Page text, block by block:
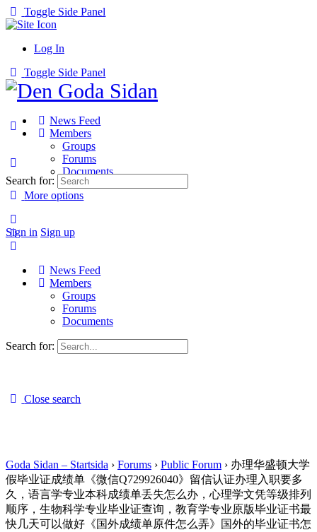
Toggle Side Panel
Log In
Toggle Side Panel
News Feed
Members
Groups
Forums
Documents
More options
Sign in Sign up
Search for:
News Feed
Members
Groups
Forums
Documents
Search for:
Close search
Goda Sidan – Startsida › Forums › Public Forum › 办理华盛顿大学
假毕业证成绩单《微信Q729926040》留信认证办理入职要多
久，语言学专业本科成绩单丢失怎么办，心理学文凭等级排列
顺序，生物科学专业毕业证查询，教育学专业原版毕业证书最
快几天可以做好《国外成绩单原件怎么弄》国外的毕业证书怎